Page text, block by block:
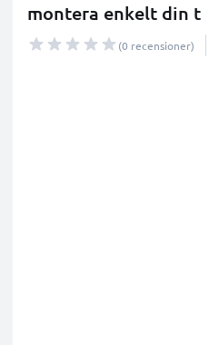
montera enkelt din t
(0 recensioner)